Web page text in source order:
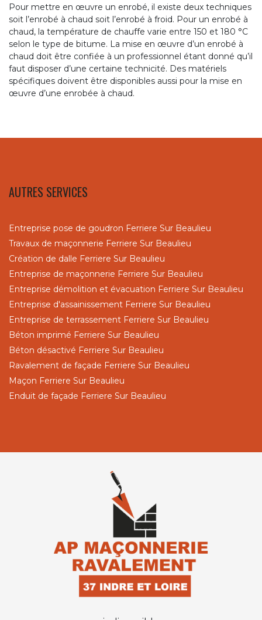
Pour mettre en œuvre un enrobé, il existe deux techniques
soit l’enrobé à chaud soit l’enrobé à froid. Pour un enrobé à
chaud, la température de chauffe varie entre 150 et 180 °C
selon le type de bitume. La mise en œuvre d’un enrobé à
chaud doit être confiée à un professionnel étant donné qu’il
faut disposer d’une certaine technicité. Des matériels
spécifiques doivent être disponibles aussi pour la mise en
œuvre d’une enrobée à chaud.
AUTRES SERVICES
Entreprise pose de goudron Ferriere Sur Beaulieu
Travaux de maçonnerie Ferriere Sur Beaulieu
Création de dalle Ferriere Sur Beaulieu
Entreprise de maçonnerie Ferriere Sur Beaulieu
Entreprise démolition et évacuation Ferriere Sur Beaulieu
Entreprise d'assainissement Ferriere Sur Beaulieu
Entreprise de terrassement Ferriere Sur Beaulieu
Béton imprimé Ferriere Sur Beaulieu
Béton désactivé Ferriere Sur Beaulieu
Ravalement de façade Ferriere Sur Beaulieu
Maçon Ferriere Sur Beaulieu
Enduit de façade Ferriere Sur Beaulieu